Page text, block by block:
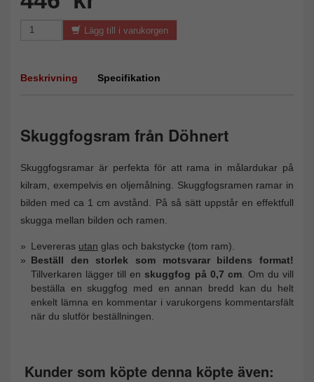
Lägg till i varukorgen
Beskrivning Specifikation
Skuggfogsram från Döhnert
Skuggfogsramar är perfekta för att rama in målardukar på
kilram, exempelvis en oljemålning. Skuggfogsramen ramar in
bilden med ca 1 cm avstånd. På så sätt uppstår en effektfull
skugga mellan bilden och ramen.
Levereras utan glas och bakstycke (tom ram).
Beställ den storlek som motsvarar bildens format!
Tillverkaren lägger till en skuggfog på 0,7 cm. Om du vill
beställa en skuggfog med en annan bredd kan du helt
enkelt lämna en kommentar i varukorgens kommentarsfält
när du slutför beställningen.
Kunder som köpte denna köpte även: